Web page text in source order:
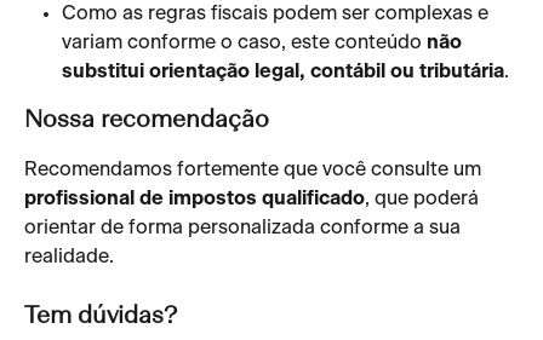
Como as regras fiscais podem ser complexas e
variam conforme o caso, este conteúdo não
substitui orientação legal, contábil ou tributária.
Nossa recomendação
Recomendamos fortemente que você consulte um
profissional de impostos qualificado, que poderá
orientar de forma personalizada conforme a sua
realidade.
Tem dúvidas?